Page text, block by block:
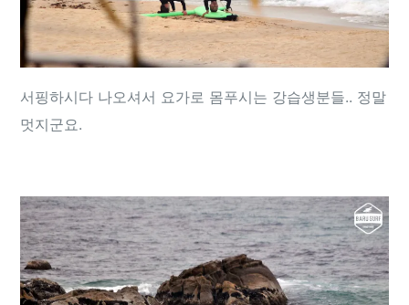
서핑하시다 나오셔서 요가로 몸푸시는 강습생분들.. 정말
멋지군요.